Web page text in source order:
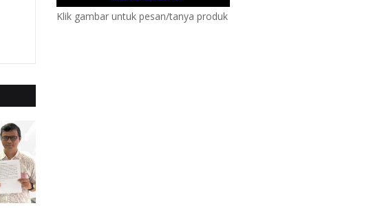
Klik gambar untuk pesan/tanya produk